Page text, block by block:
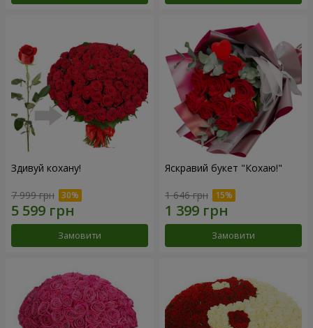
Здивуй кохану!
7 999 грн
Замовити
Яскравий букет "Кохаю!"
1 646 грн
Замовити